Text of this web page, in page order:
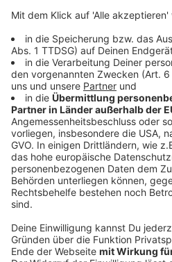
Wir
Zustimmung, um
Video-
Wir verwenden
Drittanbieters, um
einzubetten.
Daten zu Ihren
sammeln. Bitte
Details durch und
Nutzung des
Video
Eine der Singleauskopplungen
Heinzmanns neuem Album
"Power".